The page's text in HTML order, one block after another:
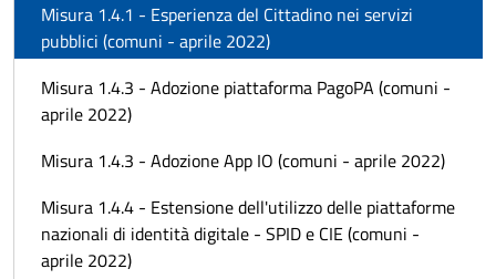
Misura 1.4.1 - Esperienza del Cittadino nei servizi
pubblici (comuni - aprile 2022)
Misura 1.4.3 - Adozione piattaforma PagoPA (comuni -
aprile 2022)
Misura 1.4.3 - Adozione App IO (comuni - aprile 2022)
Misura 1.4.4 - Estensione dell'utilizzo delle piattaforme
nazionali di identità digitale - SPID e CIE (comuni -
aprile 2022)